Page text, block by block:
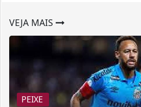
VEJA MAIS
PEIXE